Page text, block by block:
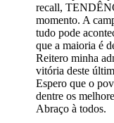
recall,
momento. A
tudo pode
que a maioria é
Reitero minha
vitória deste
Espero que o
dentre os
Abraço à todos.